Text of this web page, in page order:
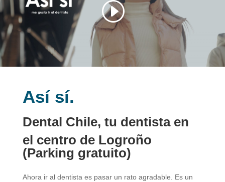
Así sí.
Dental Chile, tu dentista en
el centro de Logroño
(Parking gratuito)
Ahora ir al dentista es pasar un rato agradable. Es un